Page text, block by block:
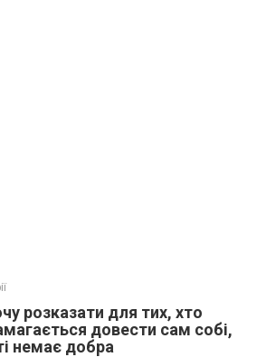
розказати для тих, хто
довести сам собі,
немає добра